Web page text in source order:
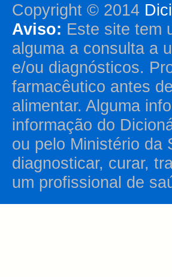
Copyright © 2014
Aviso: Este site tem
alguma a consulta a
e/ou diagnósticos.
farmacêutico antes
alimentar. Alguma
informação do
ou pelo Ministério da
diagnosticar, curar,
um profissional de